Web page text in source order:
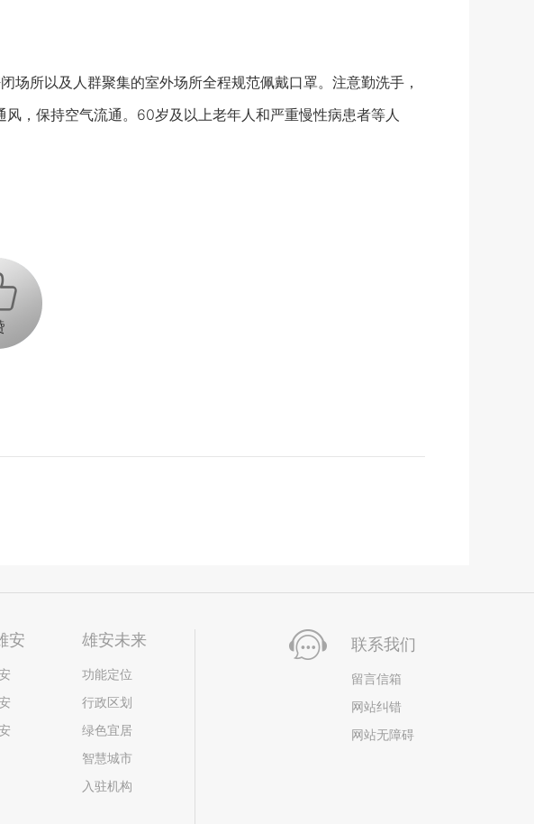
所以及人群聚集的室外场所全程规范佩戴口罩。注意勤洗手，
，保持空气流通。60岁及以上老年人和严重慢性病患者等人
+1
安 雄安未来
功能定位
行政区划
绿色宜居
智慧城市
入驻机构
联系我们
留言信箱
网站纠错
网站无障碍